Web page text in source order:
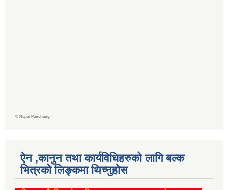
© Nepal Panchang
ऐन ,कानुन तथा कार्यविधिहरुको लागि बल्क
भित्रको लिङ्कमा थिच्‍नुहोस